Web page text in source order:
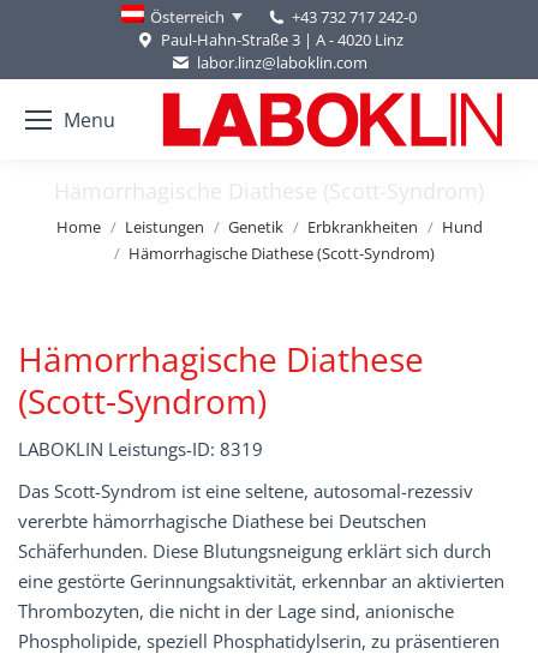
Österreich
+43 732 717 242-0
Paul-Hahn-Straße 3 | A - 4020 Linz
labor.linz@laboklin.com
Menu
Hämorrhagische Diathese (Scott-Syndrom)
You are here:
Home Leistungen Genetik Erbkrankheiten
Hund
Hämorrhagische Diathese (Scott-Syndrom)
Hämorrhagische Diathese
(Scott-Syndrom)
LABOKLIN Leistungs-ID: 8319
Das Scott-Syndrom ist eine seltene, autosomal-rezessiv
vererbte hämorrhagische Diathese bei Deutschen
Schäferhunden. Diese Blutungsneigung erklärt sich durch
eine gestörte Gerinnungsaktivität, erkennbar an aktivierten
Thrombozyten, die nicht in der Lage sind, anionische
Phospholipide, speziell Phosphatidylserin, zu präsentieren